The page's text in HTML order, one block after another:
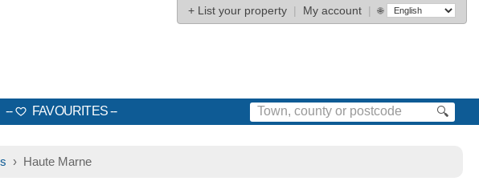
+ List your property | My account | 🌐
FAVOURITES 🔍
› Haute Marne